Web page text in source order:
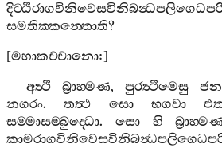
සමතික‍්කන‍්තොති?
[මහාකච‍්චානො:]
අත්‍ථි
බ්‍රාහ‍්මණ,පුරත්‍ථිමෙසු
නගරං.තත්‍ථ සො භගවා
සම‍්මාසම‍්බුද‍්ධො. සො හි